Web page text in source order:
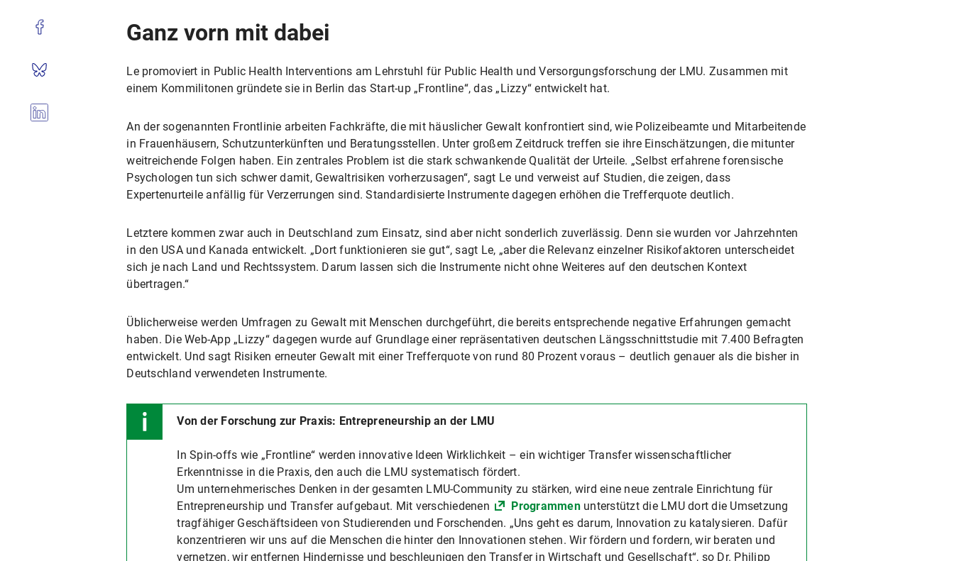
Ganz vorn mit dabei
Le promoviert in Public Health Interventions am Lehrstuhl für Public Health und Versorgungsforschung der LMU. Zusammen mit
einem Kommilitonen gründete sie in Berlin das Start-up „Frontline“, das „Lizzy“ entwickelt hat.
An der sogenannten Frontlinie arbeiten Fachkräfte, die mit häuslicher Gewalt konfrontiert sind, wie Polizeibeamte und Mitarbeitende
in Frauenhäusern, Schutzunterkünften und Beratungsstellen. Unter großem Zeitdruck treffen sie ihre Einschätzungen, die mitunter
weitreichende Folgen haben. Ein zentrales Problem ist die stark schwankende Qualität der Urteile. „Selbst erfahrene forensische
Psychologen tun sich schwer damit, Gewaltrisiken vorherzusagen“, sagt Le und verweist auf Studien, die zeigen, dass
Expertenurteile anfällig für Verzerrungen sind. Standardisierte Instrumente dagegen erhöhen die Trefferquote deutlich.
Letztere kommen zwar auch in Deutschland zum Einsatz, sind aber nicht sonderlich zuverlässig. Denn sie wurden vor Jahrzehnten
in den USA und Kanada entwickelt. „Dort funktionieren sie gut“, sagt Le, „aber die Relevanz einzelner Risikofaktoren unterscheidet
sich je nach Land und Rechtssystem. Darum lassen sich die Instrumente nicht ohne Weiteres auf den deutschen Kontext
übertragen.“
Üblicherweise werden Umfragen zu Gewalt mit Menschen durchgeführt, die bereits entsprechende negative Erfahrungen gemacht
haben. Die Web-App „Lizzy“ dagegen wurde auf Grundlage einer repräsentativen deutschen Längsschnittstudie mit 7.400 Befragten
entwickelt. Und sagt Risiken erneuter Gewalt mit einer Trefferquote von rund 80 Prozent voraus – deutlich genauer als die bisher in
Deutschland verwendeten Instrumente.
Von der Forschung zur Praxis: Entrepreneurship an der LMU
In Spin-offs wie „Frontline“ werden innovative Ideen Wirklichkeit – ein wichtiger Transfer wissenschaftlicher
Erkenntnisse in die Praxis, den auch die LMU systematisch fördert.
Um unternehmerisches Denken in der gesamten LMU-Community zu stärken, wird eine neue zentrale Einrichtung für
Entrepreneurship und Transfer aufgebaut. Mit verschiedenen
Programmen unterstützt die LMU dort die Umsetzung
tragfähiger Geschäftsideen von Studierenden und Forschenden. „Uns geht es darum, Innovation zu katalysieren. Dafür
konzentrieren wir uns auf die Menschen die hinter den Innovationen stehen. Wir fördern und fordern, wir beraten und
vernetzen, wir entfernen Hindernisse und beschleunigen den Transfer in Wirtschaft und Gesellschaft“, so Dr. Philipp